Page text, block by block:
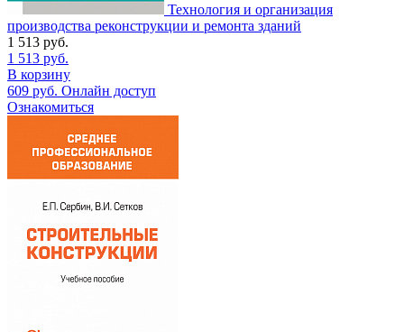
Технология и организация
производства реконструкции и ремонта зданий
1 513 руб.
1 513 руб.
В корзину
609 руб. Онлайн доступ
Ознакомиться